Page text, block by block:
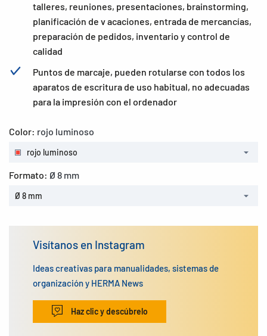
talleres, reuniones, presentaciones, brainstorming,
planificación de v acaciones, entrada de mercancías,
preparación de pedidos, inventario y control de
calidad
Puntos de marcaje, pueden rotularse con todos los
aparatos de escritura de uso habitual, no adecuadas
para la impresión con el ordenador
Color: rojo luminoso
rojo luminoso
Formato: Ø 8 mm
Ø 8 mm
Visítanos en Instagram
Ideas creativas para manualidades, sistemas de
organización y HERMA News
Haz clic y descúbrelo